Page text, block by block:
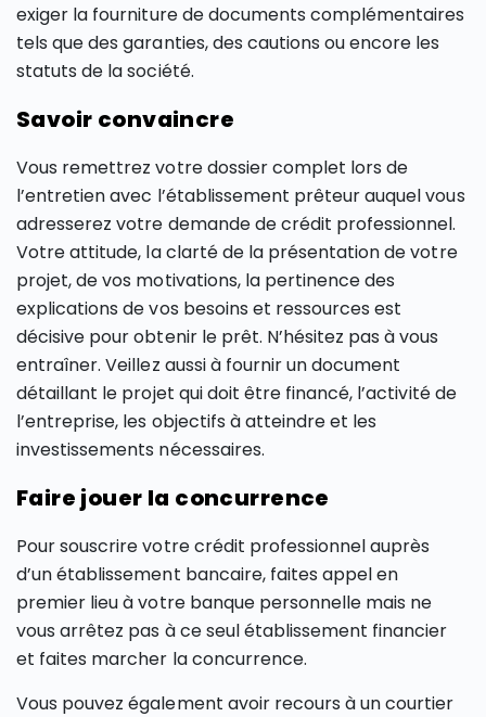
exiger la fourniture de documents complémentaires
tels que des garanties, des cautions ou encore les
statuts de la société.
Savoir convaincre
Vous remettrez votre dossier complet lors de
l’entretien avec l’établissement prêteur auquel vous
adresserez votre demande de crédit professionnel.
Votre attitude, la clarté de la présentation de votre
projet, de vos motivations, la pertinence des
explications de vos besoins et ressources est
décisive pour obtenir le prêt. N’hésitez pas à vous
entraîner. Veillez aussi à fournir un document
détaillant le projet qui doit être financé, l’activité de
l’entreprise, les objectifs à atteindre et les
investissements nécessaires.
Faire jouer la concurrence
Pour souscrire votre crédit professionnel auprès
d’un établissement bancaire, faites appel en
premier lieu à votre banque personnelle mais ne
vous arrêtez pas à ce seul établissement financier
et faites marcher la concurrence.
Vous pouvez également avoir recours à un courtier